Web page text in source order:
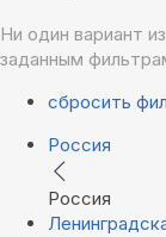
Ни один вариант
заданным
сбросить
Россия
Россия